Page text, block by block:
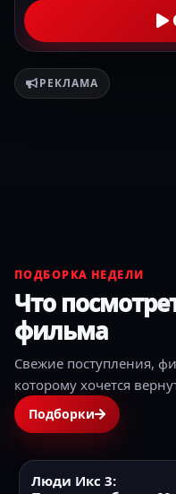
РЕКЛАМА
ПОДБОРКА НЕДЕЛИ
Что
фильма
Свежие поступления,
которому хочется
Подборки
2009 60FPS
Люди Икс 4: Начало.